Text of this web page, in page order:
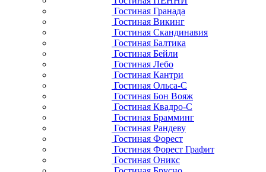
Гостиная Гранада
Гостиная Викинг
Гостиная Скандинавия
Гостиная Балтика
Гостиная Бейли
Гостиная Лебо
Гостиная Кантри
Гостиная Ольса-С
Гостиная Бон Вояж
Гостиная Квадро-С
Гостиная Брамминг
Гостиная Рандеву
Гостиная Форест
Гостиная Форест Графит
Гостиная Оникс